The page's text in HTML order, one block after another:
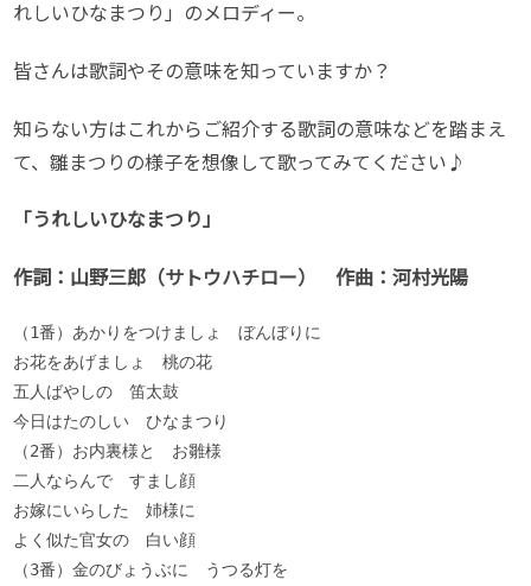
れしいひなまつり」のメロディー。
皆さんは歌詞やその意味を知っていますか？
知らない方はこれからご紹介する歌詞の意味などを踏まえ
て、雛まつりの様子を想像して歌ってみてください♪
「うれしいひなまつり」
作詞：山野三郎（サトウハチロー） 作曲：河村光陽
（1番）あかりをつけましょ　ぼんぼりに
お花をあげましょ　桃の花
五人ばやしの　笛太鼓
今日はたのしい　ひなまつり
（2番）お内裏様と　お雛様
二人ならんで　すまし顔
お嫁にいらした　姉様に
よく似た官女の　白い顔
（3番）金のびょうぶに　うつる灯を